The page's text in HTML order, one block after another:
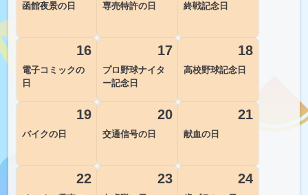
函館夜景の日 専売特許の日 終戦記念日
16
電子コミックの
日
17
プロ野球ナイタ
ー記念日
18
高校野球記念日
19
バイクの日
20
交通信号の日
21
献血の日
22 23 24